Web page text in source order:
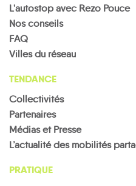
L'autostop avec Rezo Pouce
Nos conseils
FAQ
Villes du réseau
TENDANCE
Collectivités
Partenaires
Médias et Presse
L’actualité des mobilités
PRATIQUE